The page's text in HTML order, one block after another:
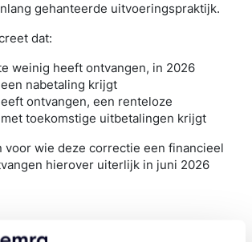
gehanteerde uitvoeringspraktijk.
dat:
weinig heeft ontvangen, in 2026
nabetaling krijgt
ontvangen, een renteloze
toekomstige uitbetalingen krijgt
voor wie deze correctie een financieel
hierover uiterlijk in juni 2026